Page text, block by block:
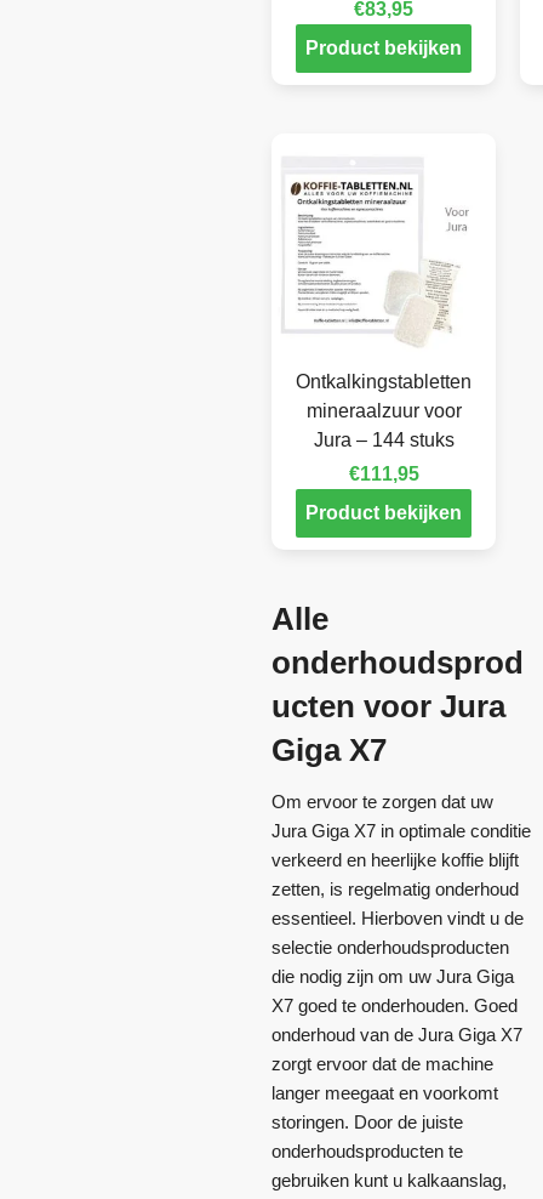
€83,95
Product bekijken
Ontkalkingstabletten
mineraalzuur voor
Jura – 144 stuks
€111,95
Product bekijken
Alle
onderhoudsprod
ucten voor Jura
Giga X7
Om ervoor te zorgen dat uw
Jura Giga X7 in optimale conditie
verkeerd en heerlijke koffie blijft
zetten, is regelmatig onderhoud
essentieel. Hierboven vindt u de
selectie onderhoudsproducten
die nodig zijn om uw Jura Giga
X7 goed te onderhouden. Goed
onderhoud van de Jura Giga X7
zorgt ervoor dat de machine
langer meegaat en voorkomt
storingen. Door de juiste
onderhoudsproducten te
gebruiken kunt u kalkaanslag,